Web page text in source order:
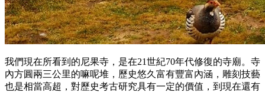
我們現在所看到的尼果寺，是在21世紀70年代修復的寺廟。寺
內方圓兩三公里的嘛呢堆，歷史悠久富有豐富內涵，雕刻技藝
也是相當高超，對歷史考古研究具有一定的價值，到現在還有